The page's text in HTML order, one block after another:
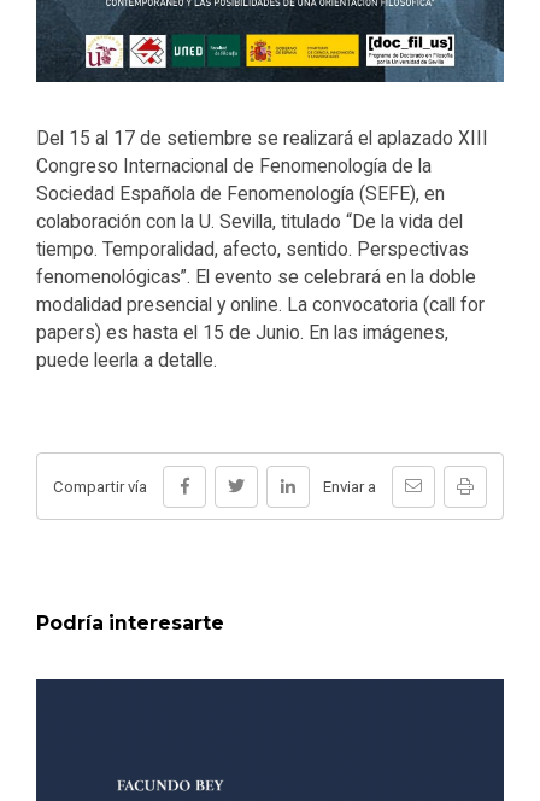
Del 15 al 17 de setiembre se realizará el aplazado XIII
Congreso Internacional de Fenomenología de la
Sociedad Española de Fenomenología (SEFE), en
colaboración con la U. Sevilla, titulado “De la vida del
tiempo. Temporalidad, afecto, sentido. Perspectivas
fenomenológicas”. El evento se celebrará en la doble
modalidad presencial y online. La convocatoria (call for
papers) es hasta el 15 de Junio. En las imágenes,
puede leerla a detalle.
Compartir vía Enviar a
Podría interesarte